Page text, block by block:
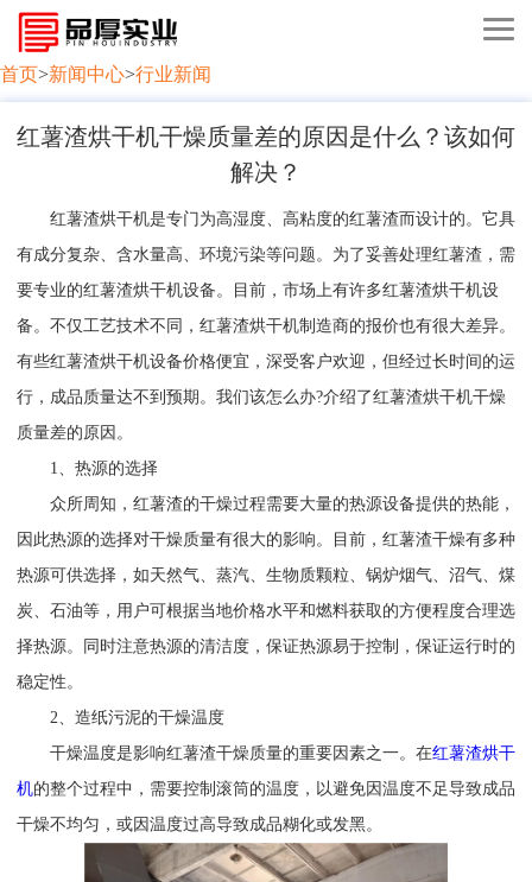
首页>新闻中心>行业新闻
红薯渣烘干机干燥质量差的原因是什么？该如何
解决？
红薯渣烘干机是专门为高湿度、高粘度的红薯渣而设计的。它具
有成分复杂、含水量高、环境污染等问题。为了妥善处理红薯渣，需
要专业的红薯渣烘干机设备。目前，市场上有许多红薯渣烘干机设
备。不仅工艺技术不同，红薯渣烘干机制造商的报价也有很大差异。
有些红薯渣烘干机设备价格便宜，深受客户欢迎，但经过长时间的运
行，成品质量达不到预期。我们该怎么办?介绍了红薯渣烘干机干燥
质量差的原因。
1、热源的选择
众所周知，红薯渣的干燥过程需要大量的热源设备提供的热能，
因此热源的选择对干燥质量有很大的影响。目前，红薯渣干燥有多种
热源可供选择，如天然气、蒸汽、生物质颗粒、锅炉烟气、沼气、煤
炭、石油等，用户可根据当地价格水平和燃料获取的方便程度合理选
择热源。同时注意热源的清洁度，保证热源易于控制，保证运行时的
稳定性。
2、造纸污泥的干燥温度
干燥温度是影响红薯渣干燥质量的重要因素之一。在红薯渣烘干
机的整个过程中，需要控制滚筒的温度，以避免因温度不足导致成品
干燥不均匀，或因温度过高导致成品糊化或发黑。